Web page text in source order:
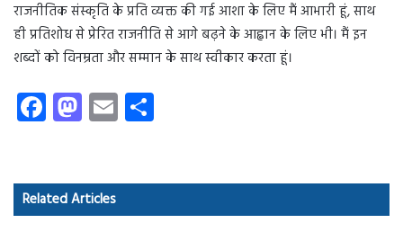
राजनीतिक संस्कृति के प्रति व्यक्त की गई आशा के लिए मैं आभारी हूं, साथ
ही प्रतिशोध से प्रेरित राजनीति से आगे बढ़ने के आह्वान के लिए भी। मैं इन
शब्दों को विनम्रता और सम्मान के साथ स्वीकार करता हूं।
Fa
ce
o
ok
M
as
d
o
E
m
Related Articles